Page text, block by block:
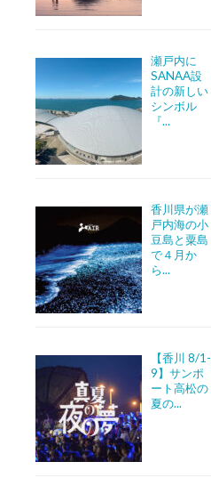
瀬戸内に
SANAA設
計の新しい
シンボル
『...
香川県が瀬
戸内海の小
豆島と粟島
で４月か
ら...
【香川 8/1-
9】サンポ
ート高松の
夏の...